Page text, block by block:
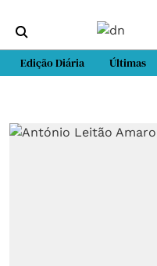
Edição Diária Últimas